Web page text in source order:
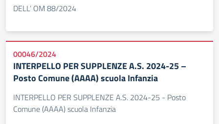
DELL’ OM 88/2024
00046/2024
INTERPELLO PER SUPPLENZE A.S. 2024-25 –
Posto Comune (AAAA) scuola Infanzia
INTERPELLO PER SUPPLENZE A.S. 2024-25 - Posto
Comune (AAAA) scuola Infanzia